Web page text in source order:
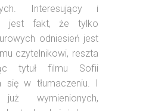
Interesujący i
jest fakt, że tylko
odniesień jest
czytelnikowi, reszta
tytuł filmu Sofii
się w tłumaczeniu. I
wymienionych,